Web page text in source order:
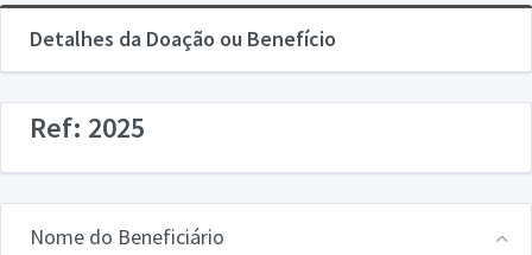
Detalhes da Doação ou Benefício
Ref: 2025
Nome do Beneficiário